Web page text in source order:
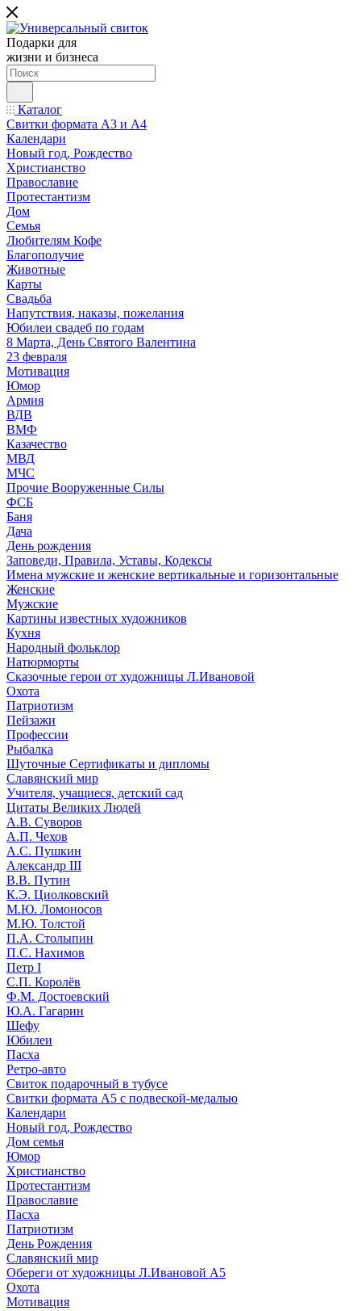
Подарки для
жизни и бизнеса
Каталог
Свитки формата А3 и А4
Календари
Новый год, Рождество
Христианство
Православие
Протестантизм
Дом
Семья
Любителям Кофе
Благополучие
Животные
Карты
Свадьба
Напутствия, наказы, пожелания
Юбилеи свадеб по годам
8 Марта, День Святого Валентина
23 февраля
Мотивация
Юмор
Армия
ВДВ
ВМФ
Казачество
МВД
МЧС
Прочие Вооруженные Силы
ФСБ
Баня
Дача
День рождения
Заповеди, Правила, Уставы, Кодексы
Имена мужские и женские вертикальные и горизонтальные
Женские
Мужские
Картины известных художников
Кухня
Народный фольклор
Натюрморты
Сказочные герои от художницы Л.Ивановой
Охота
Патриотизм
Пейзажи
Профессии
Рыбалка
Шуточные Сертификаты и дипломы
Славянский мир
Учителя, учащиеся, детский сад
Цитаты Великих Людей
А.В. Суворов
А.П. Чехов
А.С. Пушкин
Александр III
В.В. Путин
К.Э. Циолковский
М.Ю. Ломоносов
М.Ю. Толстой
П.А. Столыпин
П.С. Нахимов
Петр I
С.П. Королёв
Ф.М. Достоевский
Ю.А. Гагарин
Шефу
Юбилеи
Пасха
Ретро-авто
Свиток подарочный в тубусе
Свитки формата А5 с подвеской-медалью
Календари
Новый год, Рождество
Дом семья
Юмор
Христианство
Протестантизм
Православие
Пасха
Патриотизм
День Рождения
Славянский мир
Обереги от художницы Л.Ивановой А5
Охота
Мотивация